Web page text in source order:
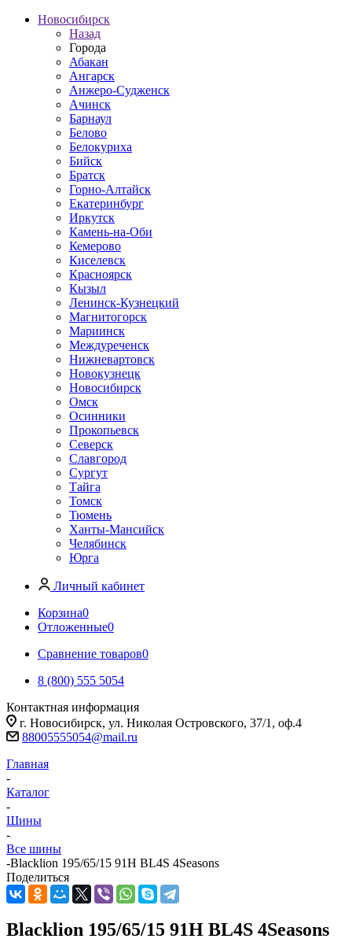
Новосибирск
Назад
Города
Абакан
Ангарск
Анжеро-Судженск
Ачинск
Барнаул
Белово
Белокуриха
Бийск
Братск
Горно-Алтайск
Екатеринбург
Иркутск
Камень-на-Оби
Кемерово
Киселевск
Красноярск
Кызыл
Ленинск-Кузнецкий
Магнитогорск
Мариинск
Междуреченск
Нижневартовск
Новокузнецк
Новосибирск
Омск
Осинники
Прокопьевск
Северск
Славгород
Сургут
Тайга
Томск
Тюмень
Ханты-Мансийск
Челябинск
Юрга
Личный кабинет
Корзина0
Отложенные0
Сравнение товаров0
8 (800) 555 5054
Контактная информация
г. Новосибирск, ул. Николая Островского, 37/1, оф.4
88005555054@mail.ru
Главная
-
Каталог
-
Шины
-
Все шины
-Blacklion 195/65/15 91H BL4S 4Seasons
Поделиться
Blacklion 195/65/15 91H BL4S 4Seasons